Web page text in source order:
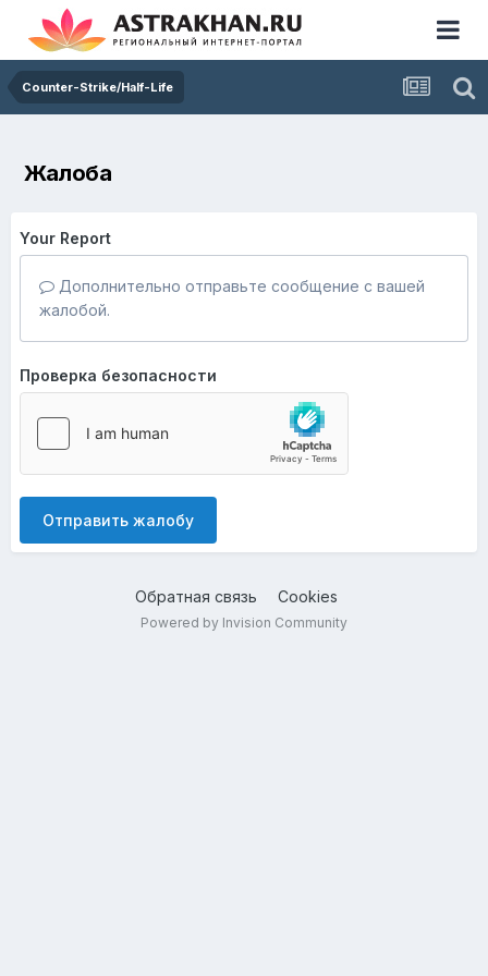
Counter-Strike/Half-Life
Жалоба
Your Report
Дополнительно отправьте сообщение с вашей
жалобой.
Проверка безопасности
Отправить жалобу
Обратная связь Cookies
Powered by Invision Community